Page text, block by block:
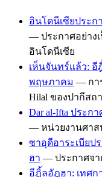
อินโดนีเซียประก
— ประกาศอย่าง
อินโดนีเซีย
เห็นจันทร์แล้ว: อี
พฤษภาคม — กา
Hilal ของปากีสถ
Dar al-Ifta ประ
— หน่วยงานศาส
ซาอุดีอาระเบียป
ฮา — ประกาศจา
อีฎิ้ลอัฎฮา: เทศก